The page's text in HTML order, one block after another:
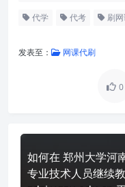
代学 代考 刷
发表至： 网课代刷
0
如何在 郑州大学河
专业技术人员继续